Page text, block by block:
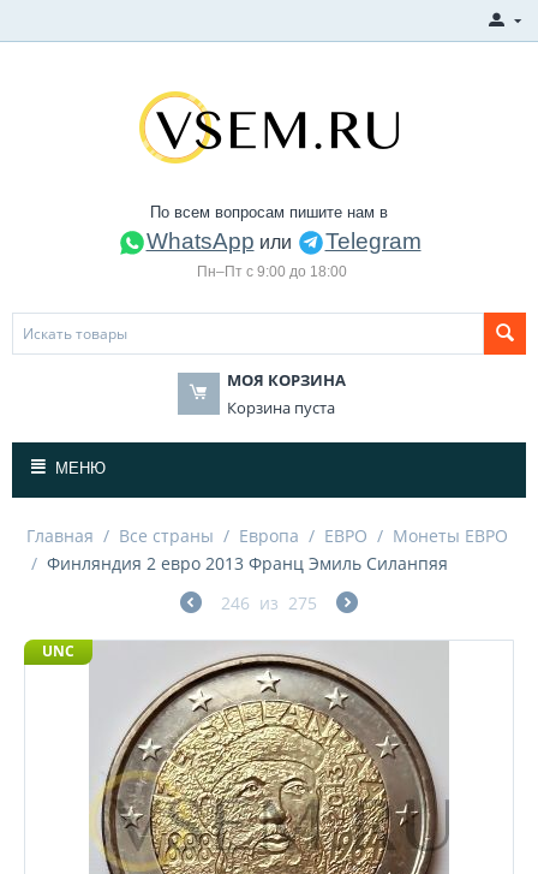
По всем вопросам пишите нам в
WhatsApp или Telegram
Пн–Пт с 9:00 до 18:00
МОЯ КОРЗИНА
Корзина пуста
МЕНЮ
Главная / Все страны / Европа / ЕВРО / Монеты ЕВРО
/ Финляндия 2 евро 2013 Франц Эмиль Силанпяя
246 из 275
UNC